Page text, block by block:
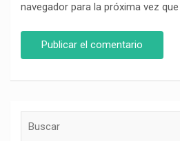
navegador para la próxima vez